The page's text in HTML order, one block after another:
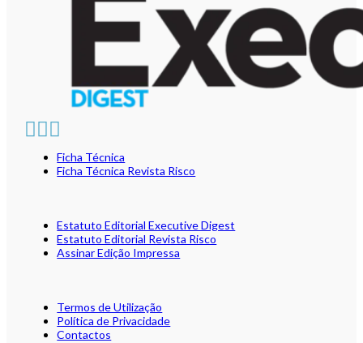
Ficha Técnica
Ficha Técnica Revista Risco
Estatuto Editorial Executive Digest
Estatuto Editorial Revista Risco
Assinar Edição Impressa
Termos de Utilização
Política de Privacidade
Contactos